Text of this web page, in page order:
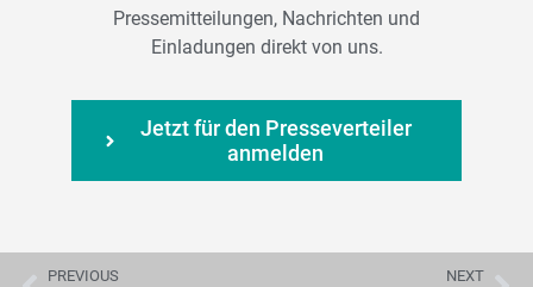
Pressemitteilungen, Nachrichten und
Einladungen direkt von uns.
Jetzt für den Presseverteiler
anmelden
PREVIOUS NEXT